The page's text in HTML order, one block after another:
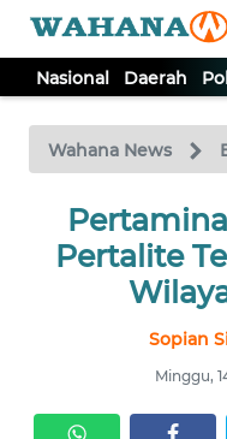
Nasional Daerah
Wahana News
Pertalite
Sopian
Minggu,
TV
Tutup
NASIONAL
KRIMINAL